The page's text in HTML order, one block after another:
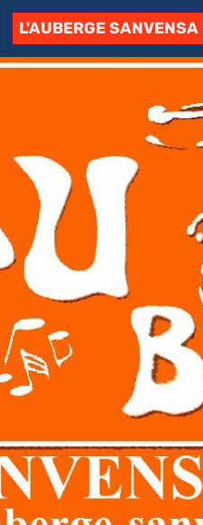
L'AUBERGE SANVENSA